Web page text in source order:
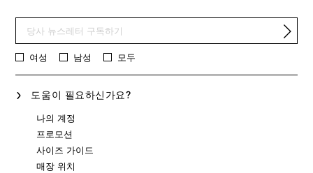
여성 남성 모두
도움이 필요하신가요?
나의 계정
프로모션
사이즈 가이드
매장 위치